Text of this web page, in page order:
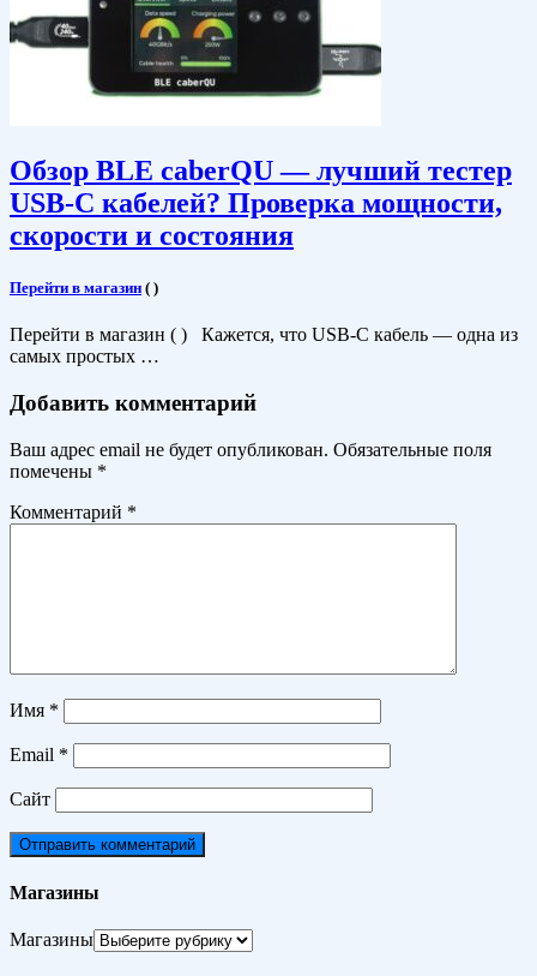
Обзор BLE caberQU — лучший тестер
USB-C кабелей? Проверка мощности,
скорости и состояния
Перейти в магазин ( )
Перейти в магазин ( ) Кажется, что USB-C кабель — одна из
самых простых …
Добавить комментарий
Ваш адрес email не будет опубликован. Обязательные поля
помечены *
Комментарий *
Имя *
Email *
Сайт
Магазины
Магазины